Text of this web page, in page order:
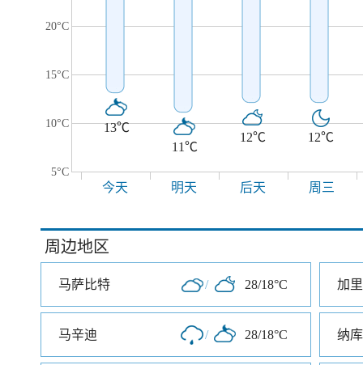
20°C
15°C
10°C
5°C
13℃
11℃
12℃ 12℃
今天 明天 后天 周三
周边地区
马萨比特 / 28/18°C 加
马辛迪 / 28/18°C 纳